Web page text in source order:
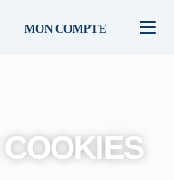
MON COMPTE